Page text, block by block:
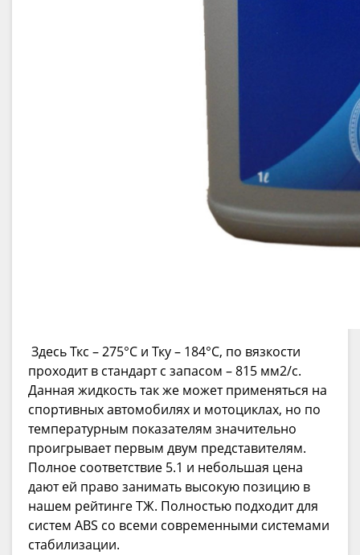
Здесь Ткс – 275°C и Тку – 184°C, по вязкости
проходит в стандарт с запасом – 815 мм2/с.
Данная жидкость так же может применяться на
спортивных автомобилях и мотоциклах, но по
температурным показателям значительно
проигрывает первым двум представителям.
Полное соответствие 5.1 и небольшая цена
дают ей право занимать высокую позицию в
нашем рейтинге ТЖ. Полностью подходит для
систем ABS со всеми современными системами
стабилизации.